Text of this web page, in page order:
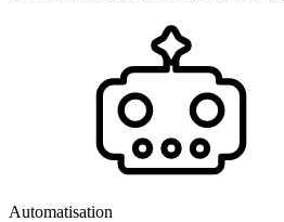
Automatisation